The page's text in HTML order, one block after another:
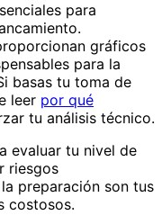
para
gráficos
para la
basas tu toma de
leer por qué
tu análisis técnico.
evaluar tu nivel de
riesgos
preparación son tus
costosos.